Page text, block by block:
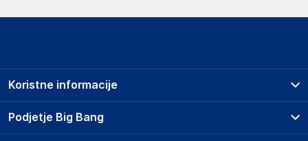
Podjetje Big Bang
Koristne informacije
Prodajna mesta